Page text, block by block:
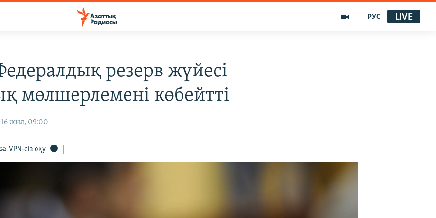
РУС LIVE
резерв жүйесі
мөлшерлемені көбейтті
жыл, 09:00
VPN-сіз оқу